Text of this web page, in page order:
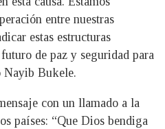
entre nuestras
estas estructuras
de paz y seguridad para
Nayib Bukele.
con un llamado a la
países: “Que Dios bendiga